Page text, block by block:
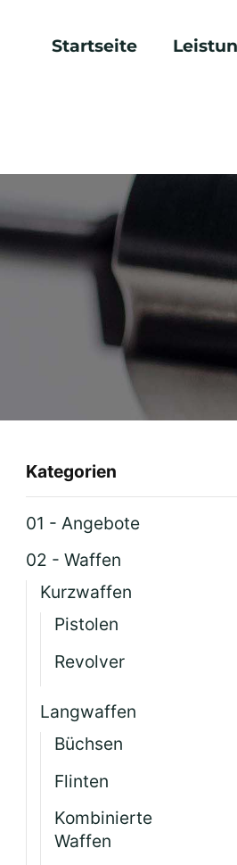
Startseite
Kategorien
01 - Angebote
02 - Waffen
Kurzwaffen
Pistolen
Revolver
Langwaffen
Büchsen
Flinten
Kombinierte
Waffen